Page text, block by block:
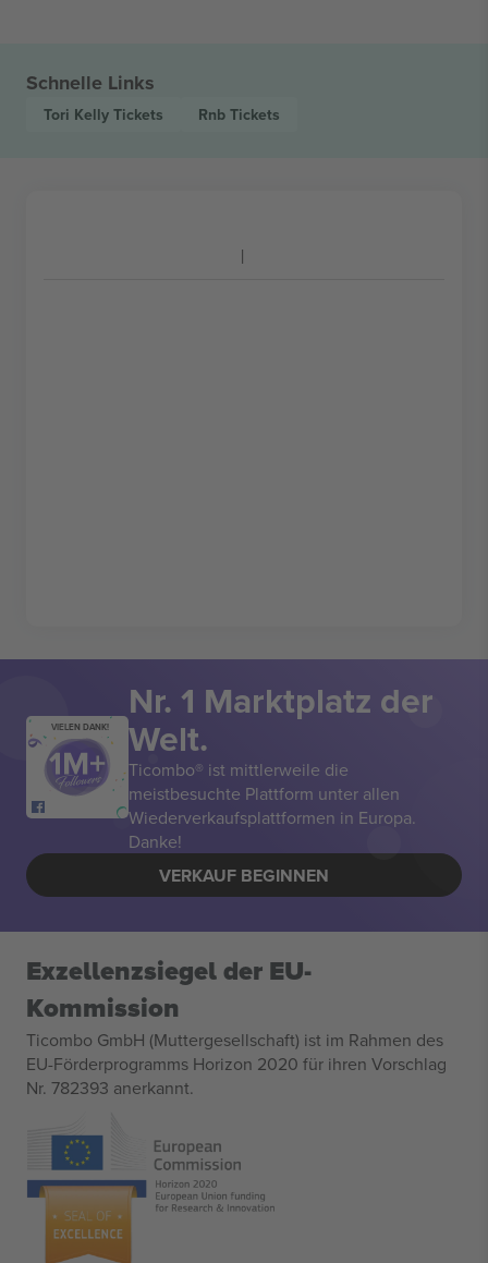
Schnelle Links
Tori Kelly Tickets Rnb Tickets
VIELEN DANK!
Nr. 1 Marktplatz der
Welt.
Ticombo® ist mittlerweile die
meistbesuchte Plattform unter allen
Wiederverkaufsplattformen in Europa.
Danke!
VERKAUF BEGINNEN
Exzellenzsiegel der EU-
Kommission
Ticombo GmbH (Muttergesellschaft) ist im Rahmen des
EU-Förderprogramms Horizon 2020 für ihren Vorschlag
Nr. 782393 anerkannt.